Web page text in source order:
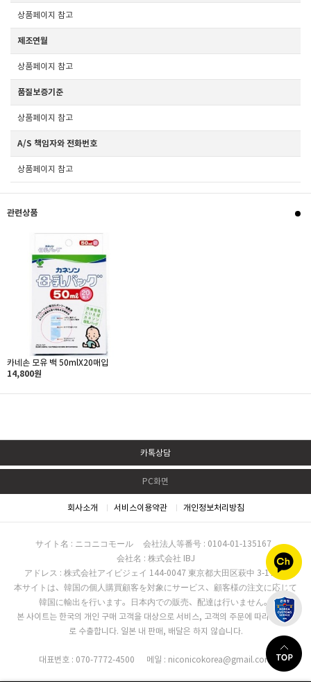
상품페이지 참고
제조연월
상품페이지 참고
품질보증기준
상품페이지 참고
A/S 책임자와 전화번호
상품페이지 참고
관련상품
카네손 모유 백 50mlX20매입
14,800원
카톡상담
PC화면
회사소개 서비스이용약관 개인정보처리방침
サイト名 : ニコニコモール
会社法人等番号 : 0104-01-135167
会社名 : 株式会社 IBJ
アドレス : 株式会社アイビジェイ 144-0047 東京都大田区萩中 3-17-16
本サイトは、韓国の個人購買顧客を対象にサービス、顧客様の注文に応じて
韓国に輸出を行います。日本内での販売、配達は行いません。
본 사이트는 한국의 개인 구매 고객을 대상으로 서비스, 고객의 주문에 따라 한국으
로 수출합니다. 일본 내 판매, 배달은 하지 않습니다.
대표번호 : 070-7772-4500 메일 : niconicokorea@gmail.com